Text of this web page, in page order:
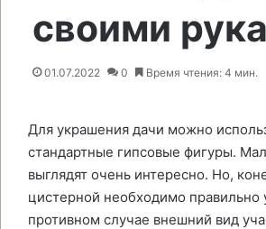
своими
01.07.2022 0 Время чтения: 4 мин.
Для украшения дачи можно
стандартные гипсовые фигуры.
выглядят очень интересно. Но,
цистерной необходимо правильно
противном случае внешний вид